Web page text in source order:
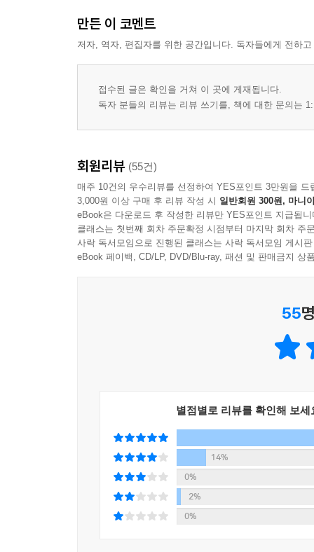
만든 이 코멘트
저자, 역자, 편집자를 위한 공간입니다. 독자들에게 전하
접수된 글은 확인을 거쳐 이 곳에 게재됩니다.
독자 분들의 리뷰는 리뷰 쓰기를, 책에 대한 문의는
회원리뷰 (55건)
매주 10건의 우수리뷰를 선정하여 YES포인트 3만원을 드
3,000원 이상 구매 후 리뷰 작성 시 일반회원 300원, 마니
eBook은 다운로드 후 작성한 리뷰만 YES포인트 지급됩니
클래스는 첫번째 회차 주문확정 시점부터 마지막 회차 주
사락 독서모임으로 진행된 클래스는 사락 독서모임 게시
eBook 페이백, CD/LP, DVD/Blu-ray, 패션 및 판매금지 상
55
별점별로 리뷰를 확인해 보세
14%
0%
2%
0%